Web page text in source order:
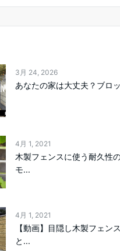
3月 24, 2026
あなたの家は大丈夫？ブロ
4月 1, 2021
木製フェンスに使う耐久性
モ...
4月 1, 2021
【動画】目隠し木製フェン
と...